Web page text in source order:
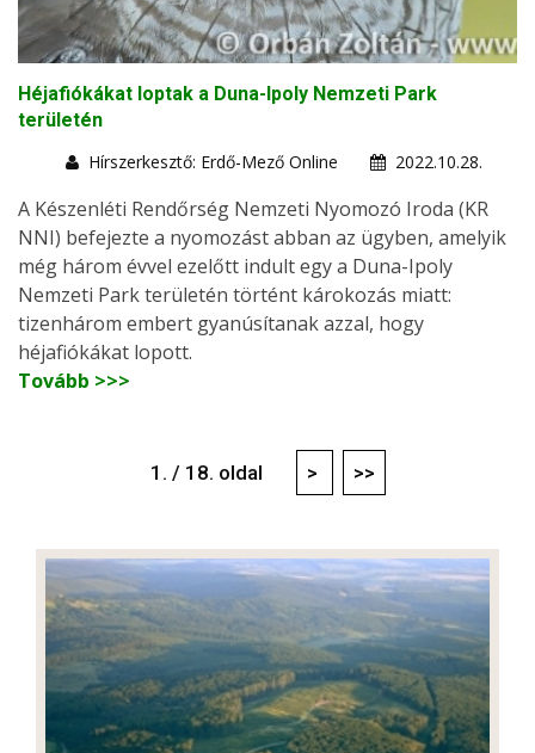
Héjafiókákat loptak a Duna-Ipoly Nemzeti Park
területén
Hírszerkesztő: Erdő-Mező Online
2022.10.28.
A Készenléti Rendőrség Nemzeti Nyomozó Iroda (KR
NNI) befejezte a nyomozást abban az ügyben, amelyik
még három évvel ezelőtt indult egy a Duna-Ipoly
Nemzeti Park területén történt károkozás miatt:
tizenhárom embert gyanúsítanak azzal, hogy
héjafiókákat lopott.
Tovább >>>
1. / 18. oldal > >>